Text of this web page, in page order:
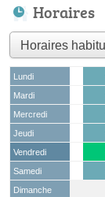
Horaires
Lundi
Mardi
Mercredi
Jeudi
Vendredi
Samedi
Dimanche